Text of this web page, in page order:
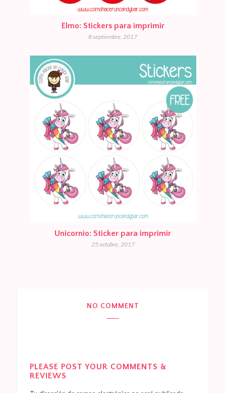
Elmo: Stickers para imprimir
8 septiembre, 2017
Unicornio: Sticker para imprimir
25 octubre, 2017
NO COMMENT
PLEASE POST YOUR COMMENTS &
REVIEWS